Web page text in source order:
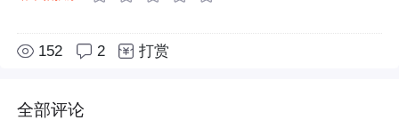
152 2 打赏
全部评论